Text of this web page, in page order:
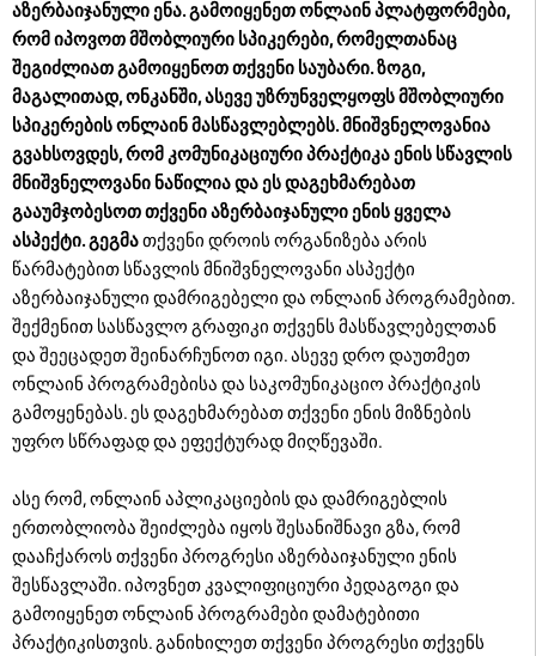
აზერბაიჯანული ენა. გამოიყენეთ ონლაინ პლატფორმები,
რომ იპოვოთ მშობლიური სპიკერები, რომელთანაც
შეგიძლიათ გამოიყენოთ თქვენი საუბარი. ზოგი,
მაგალითად, ონკანში, ასევე უზრუნველყოფს მშობლიური
სპიკერების ონლაინ მასწავლებლებს. მნიშვნელოვანია
გვახსოვდეს, რომ კომუნიკაციური პრაქტიკა ენის სწავლის
მნიშვნელოვანი ნაწილია და ეს დაგეხმარებათ
გააუმჯობესოთ თქვენი აზერბაიჯანული ენის ყველა
ასპექტი. გეგმათქვენი დროის ორგანიზება არის
წარმატებით სწავლის მნიშვნელოვანი ასპექტი
აზერბაიჯანული დამრიგებელი და ონლაინ პროგრამებით.
შექმენით სასწავლო გრაფიკი თქვენს მასწავლებელთან
და შეეცადეთ შეინარჩუნოთ იგი. ასევე დრო დაუთმეთ
ონლაინ პროგრამებისა და საკომუნიკაციო პრაქტიკის
გამოყენებას. ეს დაგეხმარებათ თქვენი ენის მიზნების
უფრო სწრაფად და ეფექტურად მიღწევაში.
ასე რომ, ონლაინ აპლიკაციების და დამრიგებლის
ერთობლიობა შეიძლება იყოს შესანიშნავი გზა, რომ
დააჩქაროს თქვენი პროგრესი აზერბაიჯანული ენის
შესწავლაში. იპოვნეთ კვალიფიციური პედაგოგი და
გამოიყენეთ ონლაინ პროგრამები დამატებითი
პრაქტიკისთვის. განიხილეთ თქვენი პროგრესი თქვენს